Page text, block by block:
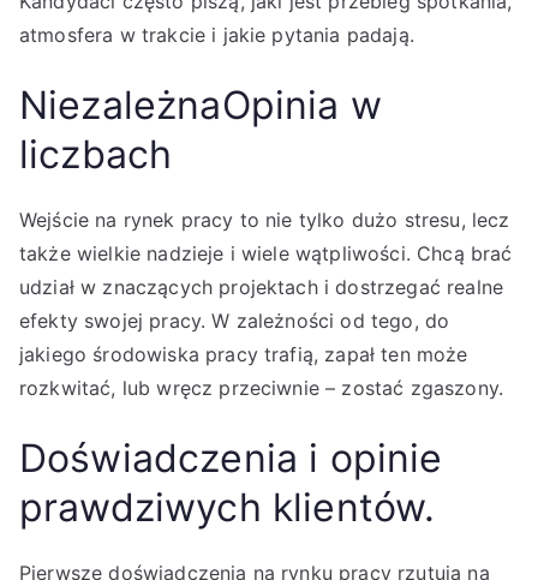
atmosfera w trakcie i jakie pytania padają.
NiezależnaOpinia w
liczbach
Wejście na rynek pracy to nie tylko dużo stresu, lecz
także wielkie nadzieje i wiele wątpliwości. Chcą brać
udział w znaczących projektach i dostrzegać realne
efekty swojej pracy. W zależności od tego, do
jakiego środowiska pracy trafią, zapał ten może
rozkwitać, lub wręcz przeciwnie – zostać zgaszony.
Doświadczenia i opinie
prawdziwych klientów.
Pierwsze doświadczenia na rynku pracy rzutują na